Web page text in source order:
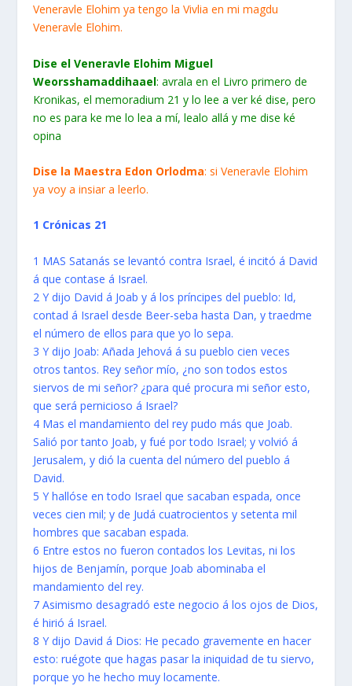
Veneravle Elohim ya tengo la Vivlia en mi magdu
Veneravle Elohim.
Dise el Veneravle Elohim Miguel
Weorsshamaddihaael: avrala en el Livro primero de
Kronikas, el memoradium 21 y lo lee a ver ké dise, pero
no es para ke me lo lea a mí, lealo allá y me dise ké
opina
Dise la Maestra Edon Orlodma: si Veneravle Elohim
ya voy a insiar a leerlo.
1 Crónicas 21
1 MAS Satanás se levantó contra Israel, é incitó á David
á que contase á Israel.
2 Y dijo David á Joab y á los príncipes del pueblo: Id,
contad á Israel desde Beer-seba hasta Dan, y traedme
el número de ellos para que yo lo sepa.
3 Y dijo Joab: Añada Jehová á su pueblo cien veces
otros tantos. Rey señor mío, ¿no son todos estos
siervos de mi señor? ¿para qué procura mi señor esto,
que será pernicioso á Israel?
4 Mas el mandamiento del rey pudo más que Joab.
Salió por tanto Joab, y fué por todo Israel; y volvió á
Jerusalem, y dió la cuenta del número del pueblo á
David.
5 Y hallóse en todo Israel que sacaban espada, once
veces cien mil; y de Judá cuatrocientos y setenta mil
hombres que sacaban espada.
6 Entre estos no fueron contados los Levitas, ni los
hijos de Benjamín, porque Joab abominaba el
mandamiento del rey.
7 Asimismo desagradó este negocio á los ojos de Dios,
é hirió á Israel.
8 Y dijo David á Dios: He pecado gravemente en hacer
esto: ruégote que hagas pasar la iniquidad de tu siervo,
porque yo he hecho muy locamente.